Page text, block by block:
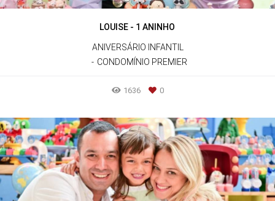
LOUISE - 1 ANINHO
ANIVERSÁRIO INFANTIL
CONDOMÍNIO PREMIER
1636 0